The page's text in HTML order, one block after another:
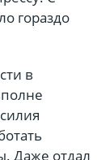
гораздо
в
Даже отдал